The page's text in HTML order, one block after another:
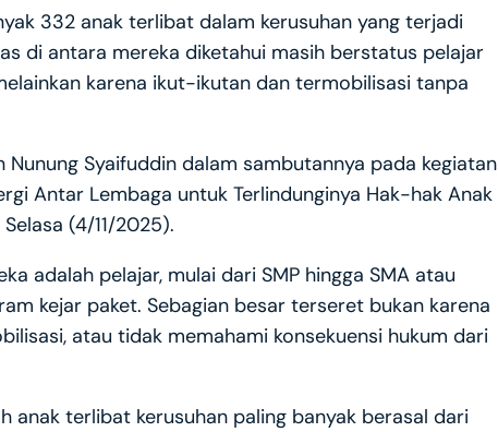
332 anak terlibat dalam kerusuhan yang terjadi
di antara mereka diketahui masih berstatus pelajar
karena ikut-ikutan dan termobilisasi tanpa
Syaifuddin dalam sambutannya pada kegiatan
Antar Lembaga untuk Terlindunginya Hak-hak Anak
(4/11/2025).
adalah pelajar, mulai dari SMP hingga SMA atau
kejar paket. Sebagian besar terseret bukan karena
atau tidak memahami konsekuensi hukum dari
anak terlibat kerusuhan paling banyak berasal dari